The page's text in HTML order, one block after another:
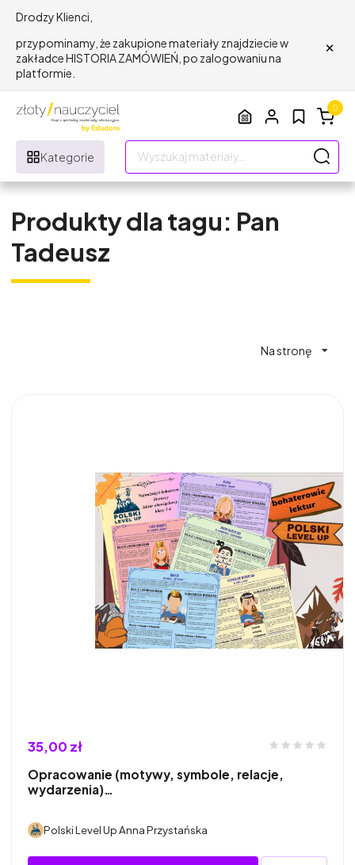
Drodzy Klienci,
przypominamy, że zakupione materiały znajdziecie w
zakładce HISTORIA ZAMÓWIEŃ, po zalogowaniu na
platformie.
×
Kategorie
0
Produkty dla tagu: Pan
Tadeusz
Na stronę
35,00 zł
Opracowanie (motywy, symbole, relacje,
wydarzenia)…
Polski Level Up Anna Przystańska